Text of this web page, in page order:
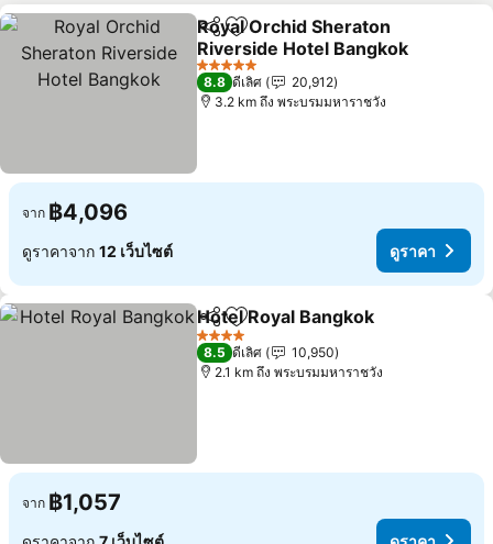
แชร์ เพิ่มในรายการโปรด
Royal Orchid Sheraton
Riverside Hotel Bangkok
5 ดาว
8.8 ดีเลิศ
20,912
3.2 km ถึง พระบรมมหาราชวัง
จาก ฿4,096
ดูราคาจาก 12 เว็บไซต์ ดูราคา
แชร์ เพิ่มในรายการโปรด
Hotel Royal Bangkok
4 ดาว
8.5 ดีเลิศ
10,950
2.1 km ถึง พระบรมมหาราชวัง
จาก ฿1,057